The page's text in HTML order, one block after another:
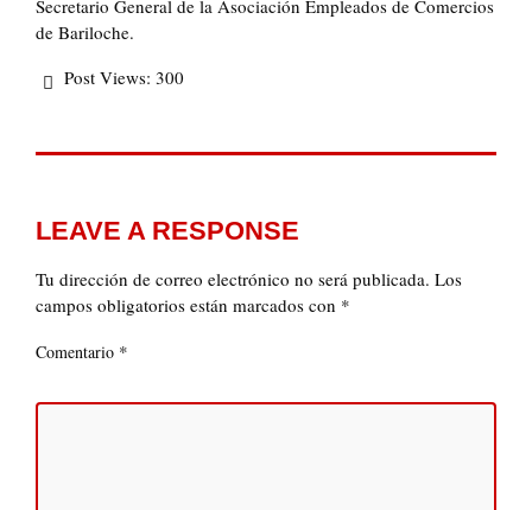
Secretario General de la Asociación Empleados de Comercios
de Bariloche.
Post Views: 300
LEAVE A RESPONSE
Tu dirección de correo electrónico no será publicada. Los
campos obligatorios están marcados con *
Comentario *